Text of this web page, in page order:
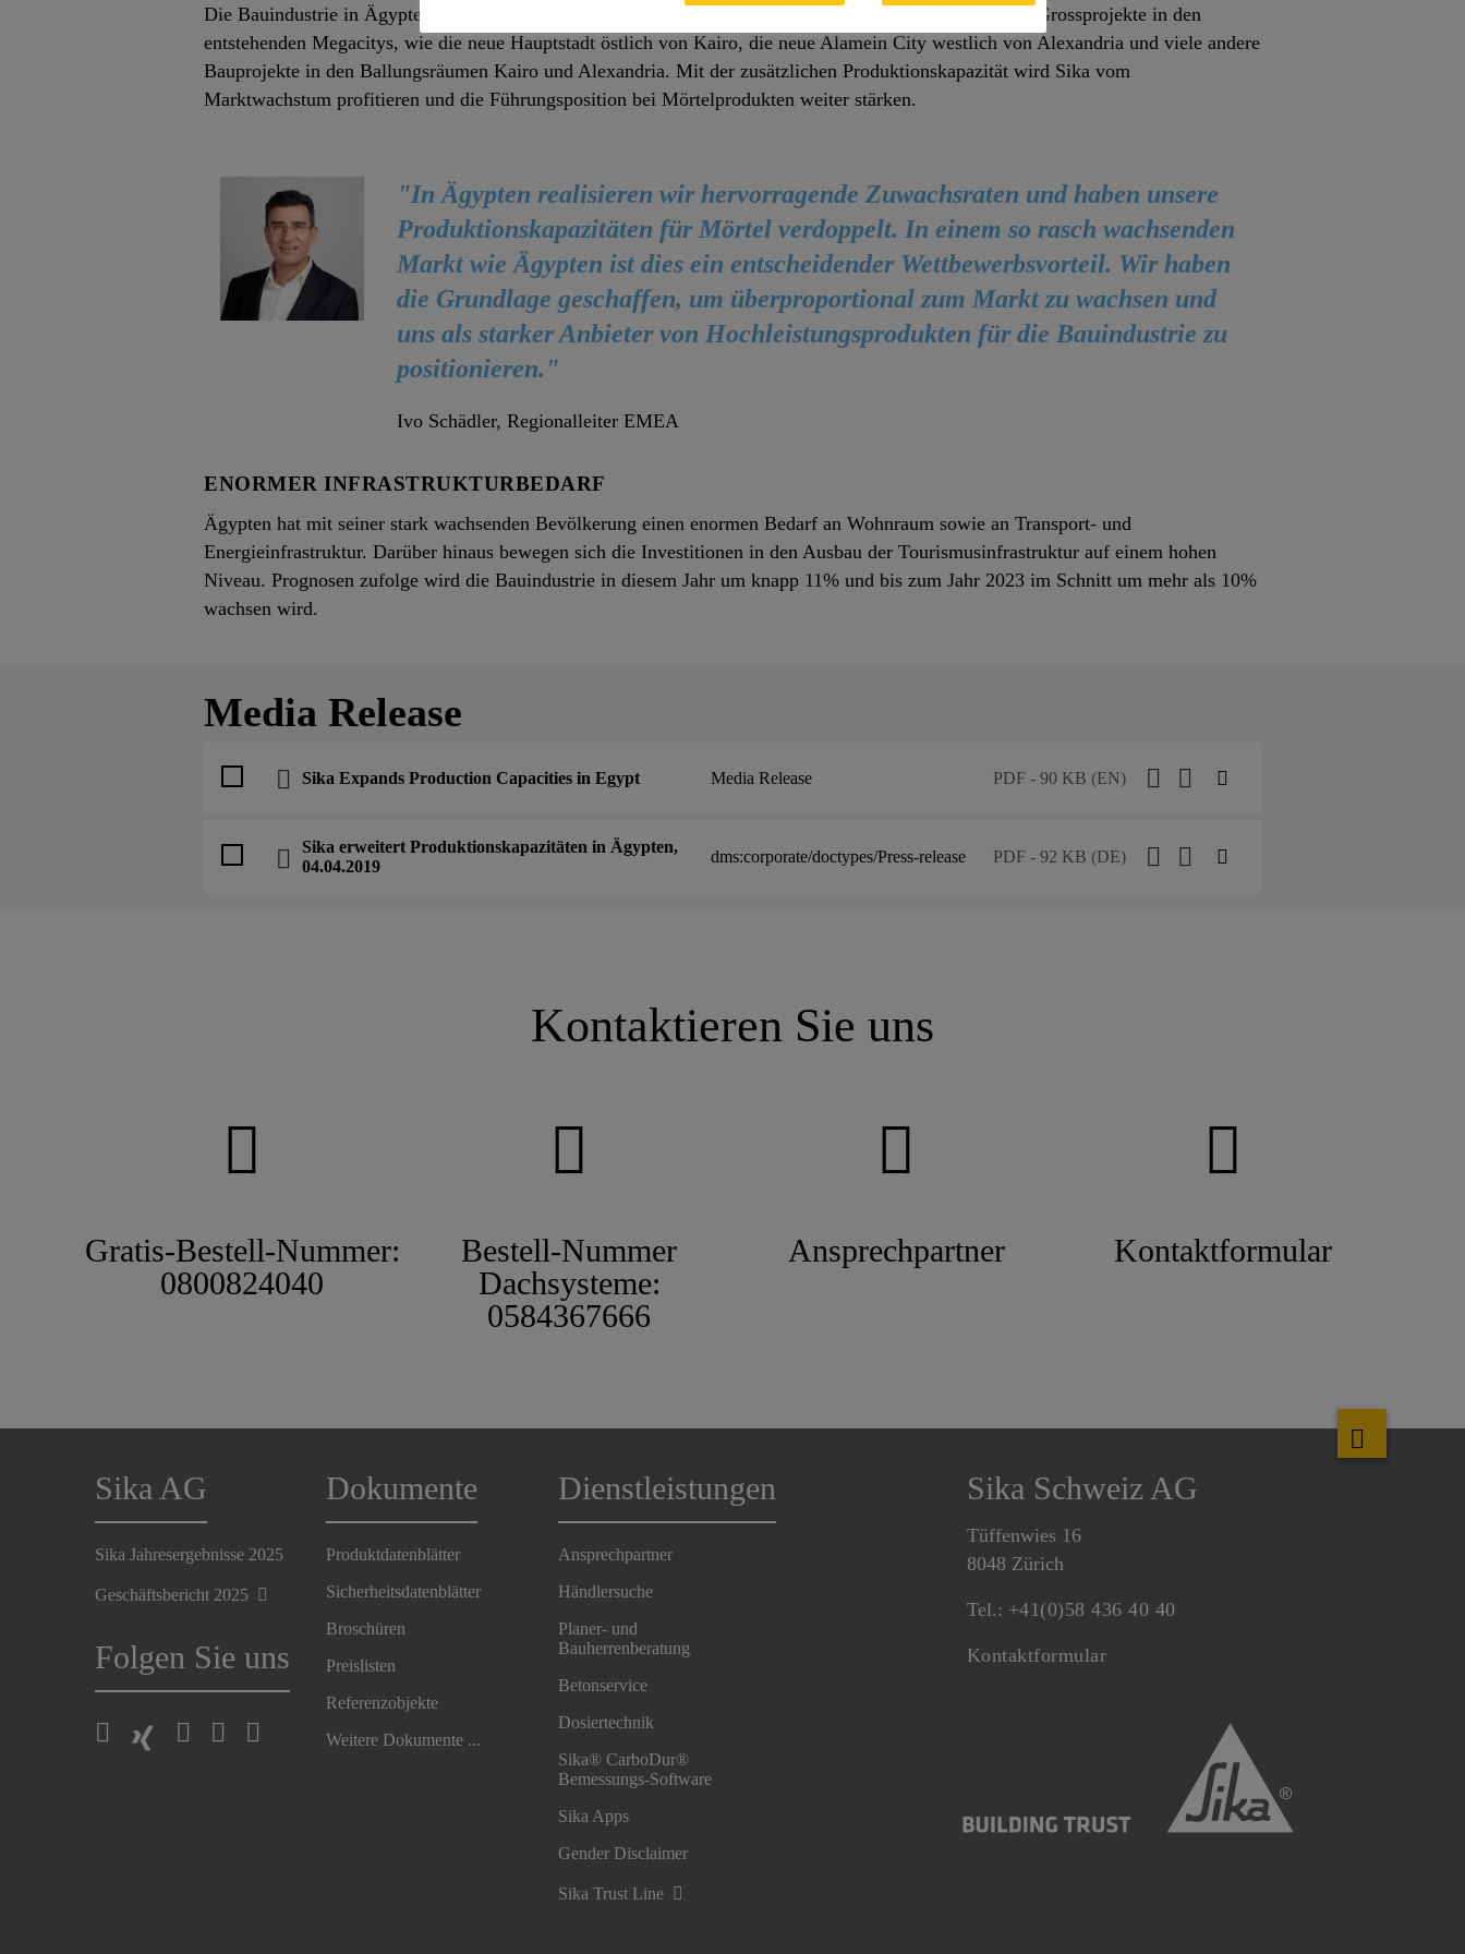
Die Bauindustrie in Ägypten wächst rasant. Die wichtigsten Treiber der Nachfrage nach Baustoffen sind Grossprojekte in den
entstehenden Megacitys, wie die neue Hauptstadt östlich von Kairo, die neue Alamein City westlich von Alexandria und viele andere
Bauprojekte in den Ballungsräumen Kairo und Alexandria. Mit der zusätzlichen Produktionskapazität wird Sika vom
Marktwachstum profitieren und die Führungsposition bei Mörtelprodukten weiter stärken.
"In Ägypten realisieren wir hervorragende Zuwachsraten und haben unsere
Produktionskapazitäten für Mörtel verdoppelt. In einem so rasch wachsenden
Markt wie Ägypten ist dies ein entscheidender Wettbewerbsvorteil. Wir haben
die Grundlage geschaffen, um überproportional zum Markt zu wachsen und
uns als starker Anbieter von Hochleistungsprodukten für die Bauindustrie zu
positionieren."
Ivo Schädler, Regionalleiter EMEA
ENORMER INFRASTRUKTURBEDARF
Ägypten hat mit seiner stark wachsenden Bevölkerung einen enormen Bedarf an Wohnraum sowie an Transport- und
Energieinfrastruktur. Darüber hinaus bewegen sich die Investitionen in den Ausbau der Tourismusinfrastruktur auf einem hohen
Niveau. Prognosen zufolge wird die Bauindustrie in diesem Jahr um knapp 11% und bis zum Jahr 2023 im Schnitt um mehr als 10%
wachsen wird.
Media Release
Sika Expands Production Capacities in Egypt Media Release PDF - 90 KB (EN)
Sika erweitert Produktionskapazitäten in Ägypten,
04.04.2019
dms:corporate/doctypes/Press-release PDF - 92 KB (DE)
Kontaktieren Sie uns
Gratis-Bestell-Nummer:
0800824040
Bestell-Nummer
Dachsysteme:
0584367666
Ansprechpartner Kontaktformular
Sika AG
Sika Jahresergebnisse 2025
Geschäftsbericht 2025
Folgen Sie uns
Dokumente
Produktdatenblätter
Sicherheitsdatenblätter
Broschüren
Preislisten
Referenzobjekte
Weitere Dokumente ...
Dienstleistungen
Ansprechpartner
Händlersuche
Planer- und
Bauherrenberatung
Betonservice
Dosiertechnik
Sika® CarboDur®
Bemessungs-Software
Sika Apps
Gender Disclaimer
Sika Trust Line
Sika Schweiz AG
Tüffenwies 16
8048 Zürich
Tel.: +41(0)58 436 40 40
Kontaktformular